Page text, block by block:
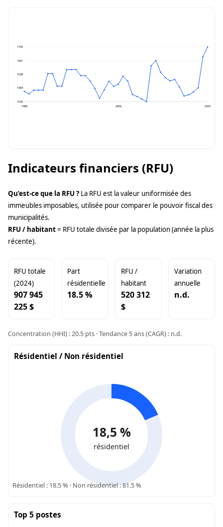
1745
1691
1638
1584
1530
1986
2006 2025
Indicateurs financiers (RFU)
Qu’est-ce que la RFU ? La RFU est la valeur uniformisée des
immeubles imposables, utilisée pour comparer le pouvoir fiscal des
municipalités.
RFU / habitant= RFU totale divisée par la population (année la plus
récente).
RFU totale
(2024)
907 945
225 $
Part
résidentielle
18.5 %
RFU /
habitant
520 312
$
Variation
annuelle
n.d.
Concentration (HHI) : 20.5 pts · Tendance 5 ans (CAGR) : n.d.
Résidentiel / Non résidentiel
18,5 %
résidentiel
Résidentiel : 18.5 % · Non résidentiel : 81.5 %
Top 5 postes